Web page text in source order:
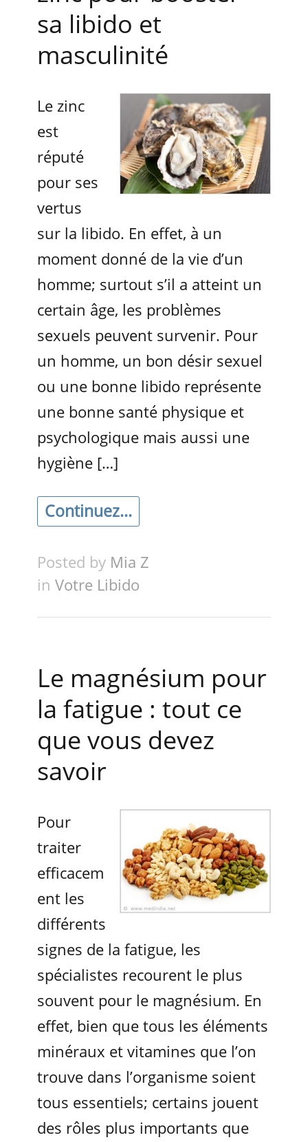
sa libido et
masculinité
Le zinc
est
réputé
pour ses
vertus
sur la libido. En effet, à un
moment donné de la vie d’un
homme; surtout s’il a atteint un
certain âge, les problèmes
sexuels peuvent survenir. Pour
un homme, un bon désir sexuel
ou une bonne libido représente
une bonne santé physique et
psychologique mais aussi une
hygiène […]
Continuez...
Posted by Mia Z
in Votre Libido
Le magnésium pour
la fatigue : tout ce
que vous devez
savoir
Pour
traiter
efficacem
ent les
différents
signes de la fatigue, les
spécialistes recourent le plus
souvent pour le magnésium. En
effet, bien que tous les éléments
minéraux et vitamines que l’on
trouve dans l’organisme soient
tous essentiels; certains jouent
des rôles plus importants que